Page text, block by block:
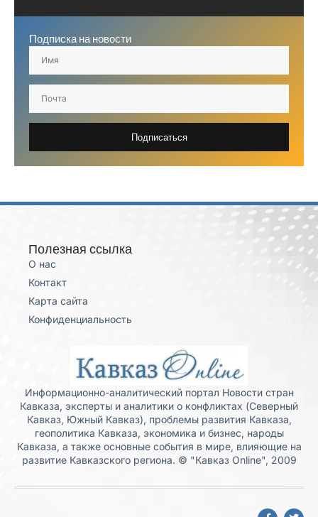
Подписка на новости
Подписаться
Полезная ссылка
О нас
Контакт
Карта сайта
Конфиденциальность
Информационно-аналитический портал Новости стран
Кавказа, эксперты и аналитики о конфликтах (Северный
Кавказ, Южный Кавказ), проблемы развития Кавказа,
геополитика Кавказа, экономика и бизнес, народы
Кавказа, а также основные события в мире, влияющие на
развитие Кавказского региона. © "Кавказ Online", 2009